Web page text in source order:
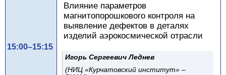
15:00–15:15
Влияние параметров
магнитопорошкового контроля на
выявление дефектов в деталях
изделий аэрокосмической отрасли
Игорь Сергеевич Леднев
(НИЦ «Курчатовский институт» –